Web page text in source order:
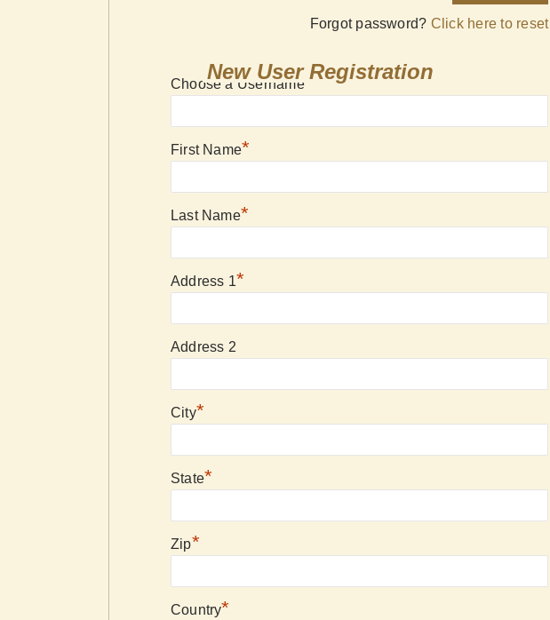
Forgot password? Click here to reset
New User Registration
Choose a Username*
First Name*
Last Name*
Address 1*
Address 2
City*
State*
Zip*
Country*